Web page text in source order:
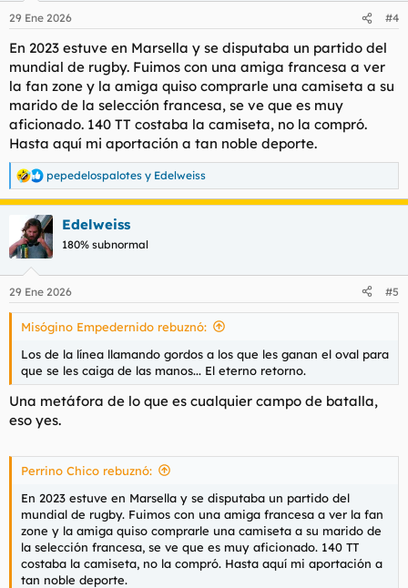
e
:
29 Ene 2026 #4
En 2023 estuve en Marsella y se disputaba un partido del
mundial de rugby. Fuimos con una amiga francesa a ver
la fan zone y la amiga quiso comprarle una camiseta a su
marido de la selección francesa, se ve que es muy
aficionado. 140 TT costaba la camiseta, no la compró.
Hasta aquí mi aportación a tan noble deporte.
R
e
a
c
i
e
s
pepedelospalotes y Edelweiss
Edelweiss
180% subnormal
29 Ene 2026 #5
Misógino Empedernido rebuznó:
Los de la línea llamando gordos a los que les ganan el oval para
que se les caiga de las manos... El eterno retorno.
Una metáfora de lo que es cualquier campo de batalla,
eso yes.
Perrino Chico rebuznó:
En 2023 estuve en Marsella y se disputaba un partido del
mundial de rugby. Fuimos con una amiga francesa a ver la fan
zone y la amiga quiso comprarle una camiseta a su marido de
la selección francesa, se ve que es muy aficionado. 140 TT
costaba la camiseta, no la compró. Hasta aquí mi aportación a
tan noble deporte.